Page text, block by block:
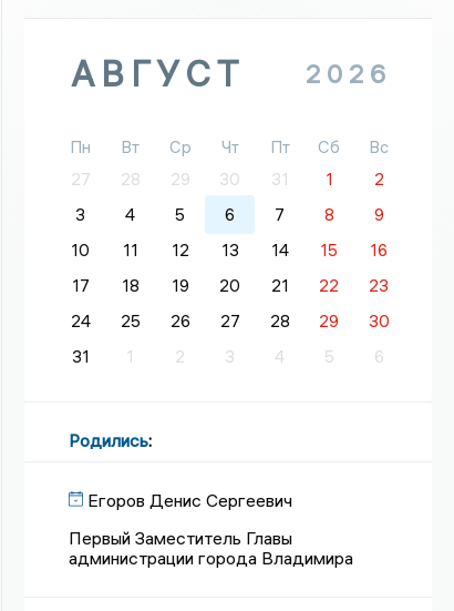
АВГУСТ 2026
Пн Вт Ср Чт Пт Сб
Вс
27
28 29 30 31 1
2
3
4 5 6 7 8
9
10
11 12 13 14 15
16
17
18 19 20 21 22
23
24
25 26 27 28 29
30
31
1 2 3 4 5 6
Родились:
Егоров Денис Сергеевич
Первый Заместитель Главы
администрации города Владимира